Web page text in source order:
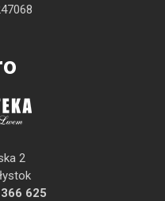
2
625